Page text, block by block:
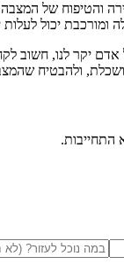
והטיפוח של המצבה.
יקר לנו, חשוב
ולהבטיח
התחייבות.